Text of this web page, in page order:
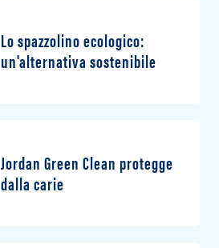
Lo spazzolino ecologico:
un'alternativa sostenibile
Jordan Green Clean protegge
dalla carie